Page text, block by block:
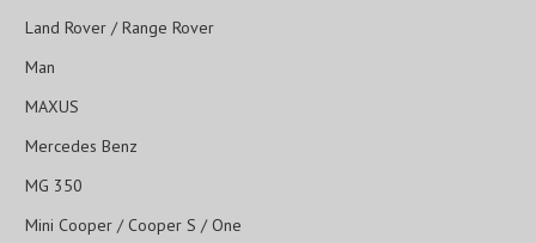
Land Rover / Range Rover
Man
MAXUS
Mercedes Benz
MG 350
Mini Cooper / Cooper S / One